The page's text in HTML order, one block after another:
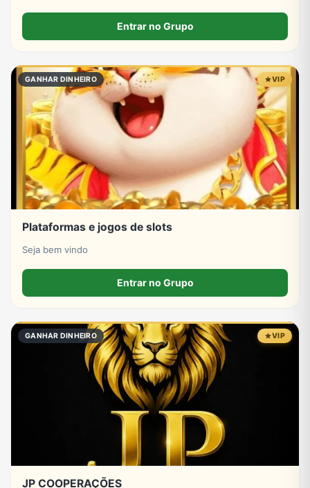
R$4.000. 👑 Blogueiros recebem 50% de cada depósito.
Entrar no Grupo
GANHAR DINHEIRO VIP
Plataformas e jogos de slots
Seja bem vindo
Entrar no Grupo
GANHAR DINHEIRO VIP
JP COOPERAÇÕES